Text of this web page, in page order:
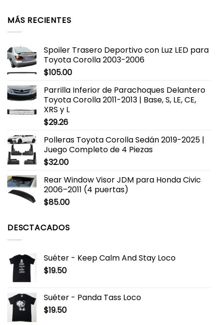
MÁS RECIENTES
Spoiler Trasero Deportivo con Luz LED para
Toyota Corolla 2003-2006
$105.00
Parrilla Inferior de Parachoques Delantero
Toyota Corolla 2011-2013 | Base, S, LE, CE,
XRS y L
$29.26
Polleras Toyota Corolla Sedán 2019-2025 |
Juego Completo de 4 Piezas
$32.00
Rear Window Visor JDM para Honda Civic
2006–2011 (4 puertas)
$85.00
DESCTACADOS
Suéter - Keep Calm And Stay Loco
$19.50
Suéter - Panda Tass Loco
$19.50